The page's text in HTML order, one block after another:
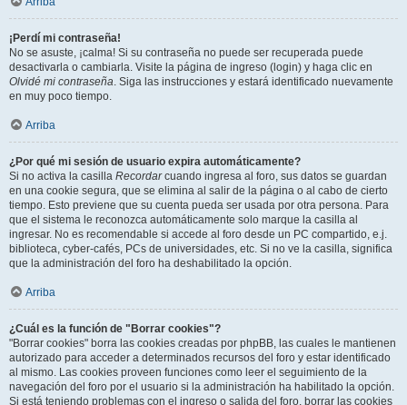
¡Perdí mi contraseña!
No se asuste, ¡calma! Si su contraseña no puede ser recuperada puede
desactivarla o cambiarla. Visite la página de ingreso (login) y haga clic en
Olvidé mi contraseña. Siga las instrucciones y estará identificado nuevamente
en muy poco tiempo.
Arriba
¿Por qué mi sesión de usuario expira automáticamente?
Si no activa la casilla Recordarcuando ingresa al foro, sus datos se guardan
en una cookie segura, que se elimina al salir de la página o al cabo de cierto
tiempo. Esto previene que su cuenta pueda ser usada por otra persona. Para
que el sistema le reconozca automáticamente solo marque la casilla al
ingresar. No es recomendable si accede al foro desde un PC compartido, e.j.
biblioteca, cyber-cafés, PCs de universidades, etc. Si no ve la casilla, significa
que la administración del foro ha deshabilitado la opción.
Arriba
¿Cuál es la función de "Borrar cookies"?
"Borrar cookies" borra las cookies creadas por phpBB, las cuales le mantienen
autorizado para acceder a determinados recursos del foro y estar identificado
al mismo. Las cookies proveen funciones como leer el seguimiento de la
navegación del foro por el usuario si la administración ha habilitado la opción.
Si está teniendo problemas con el ingreso o salida del foro, borrar las cookies